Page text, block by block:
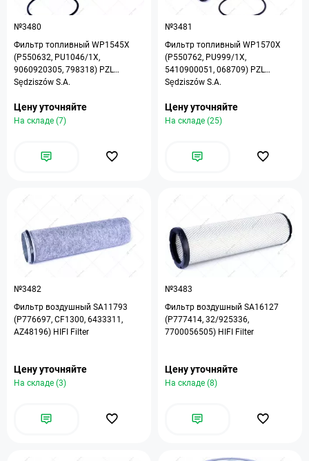
№3480
Фильтр топливный WP1545X
(P550632, PU1046/1X,
9060920305, 798318) PZL
Sędziszów S.A.
Цену уточняйте
На складе (7)
№3481
Фильтр топливный WP1570X
(P550762, PU999/1X,
5410900051, 068709) PZL
Sędziszów S.A.
Цену уточняйте
На складе (25)
№3482
Фильтр воздушный SA11793
(P776697, CF1300, 6433311,
AZ48196) HIFI Filter
Цену уточняйте
На складе (3)
№3483
Фильтр воздушный SA16127
(P777414, 32/925336,
7700056505) HIFI Filter
Цену уточняйте
На складе (8)